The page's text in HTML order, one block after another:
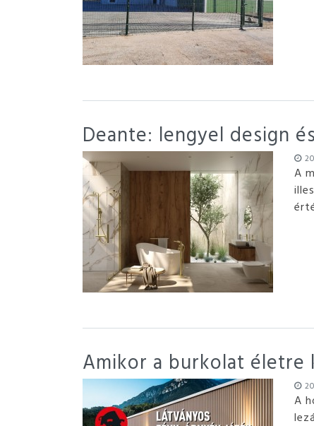
Deante: lengyel design
A
Amikor a burkolat
A